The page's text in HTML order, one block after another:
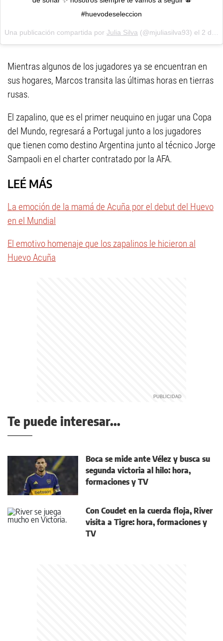
#huevodeseleccion
Una publicación compartida por Julia Silva (@mjuliasilva93) el 2 de Jul de 2018 a las 1:19 PDT
Mientras algunos de los jugadores ya se encuentran en
sus hogares, Marcos transita las últimas horas en tierras
rusas.
El zapalino, que es el primer neuquino en jugar una Copa
del Mundo, regresará a Portugal junto a los jugadores
que tienen como destino Argentina junto al técnico Jorge
Sampaoli en el charter contratado por la AFA.
LEÉ MÁS
La emoción de la mamá de Acuña por el debut del Huevo
en el Mundial
El emotivo homenaje que los zapalinos le hicieron al
Huevo Acuña
Te puede interesar...
Boca se mide ante Vélez y busca su
segunda victoria al hilo: hora,
formaciones y TV
Con Coudet en la cuerda floja, River
visita a Tigre: hora, formaciones y
TV